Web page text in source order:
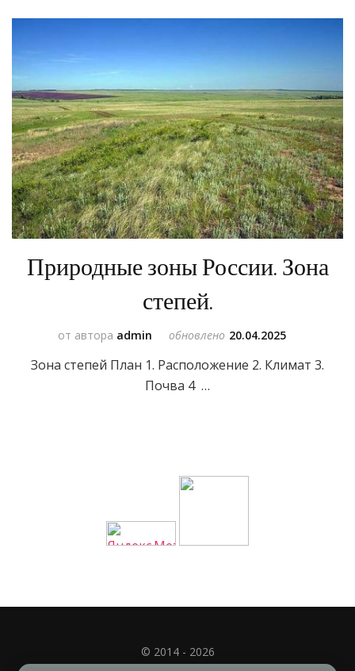
Природные зоны России. Зона
степей.
от автора admin обновлено 20.04.2025
Зона степей План 1. Расположение 2. Климат 3.
Почва 4 …
© 2014 - 2026